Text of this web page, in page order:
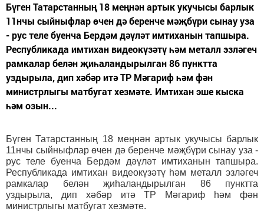
Бүген Татарстанның 18 меңнән артык укучысы барлык
11нчы сыйныфлар өчен дә беренче мәҗбүри сынау уза
- рус теле буенча Бердәм дәүләт имтиханын тапшыра.
Республикада имтихан видеокүзәтү һәм металл эзләгеч
рамкалар белән җиһаландырылган 86 пунктта
уздырыла, дип хәбәр итә ТР Мәгариф һәм фән
министрлыгы матбугат хезмәте. Имтихан эше кыска
һәм озын...
Бүген Татарстанның 18 меңнән артык укучысы барлык
11нчы сыйныфлар өчен дә беренче мәҗбүри сынау уза -
рус теле буенча Бердәм дәүләт имтиханын тапшыра.
Республикада имтихан видеокүзәтү һәм металл эзләгеч
рамкалар белән җиһаландырылган 86 пунктта
уздырыла, дип хәбәр итә ТР Мәгариф һәм фән
министрлыгы матбугат хезмәте.